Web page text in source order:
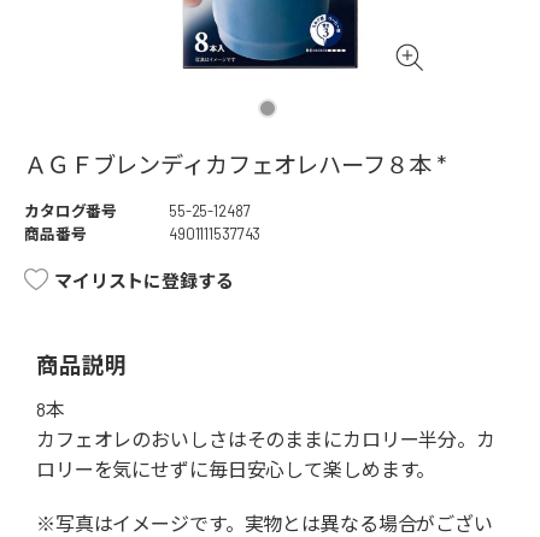
ＡＧＦブレンディカフェオレハーフ８本 *
カタログ番号
55-25-12487
商品番号
4901111537743
マイリストに登録する
商品説明
8本
カフェオレのおいしさはそのままにカロリー半分。カ
ロリーを気にせずに毎日安心して楽しめます。
※写真はイメージです。実物とは異なる場合がござい